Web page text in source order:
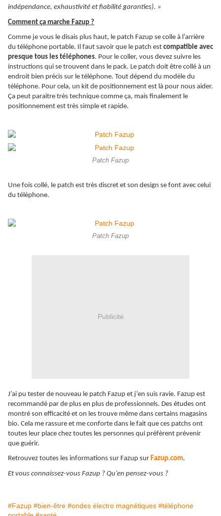
indépendance, exhaustivité et fiabilité garanties). »
Comment ça marche Fazup ?
Comme je vous le disais plus haut, le patch Fazup se colle à l’arrière
du téléphone portable. Il faut savoir que le patch est compatible avec
presque tous les téléphones. Pour le coller, vous devez suivre les
instructions qui se trouvent dans le pack. Le patch doit être collé à un
endroit bien précis sur le téléphone. Tout dépend du modèle du
téléphone. Pour cela, un kit de positionnement est là pour nous aider.
Ça peut paraitre très technique comme ça, mais finalement le
positionnement est très simple et rapide.
Patch Fazup
Une fois collé, le patch est très discret et son design se font avec celui
du téléphone.
Patch Fazup
Publicité
J’ai pu tester de nouveau le patch Fazup et j’en suis ravie. Fazup est
recommandé par de plus en plus de professionnels. Des études ont
montré son efficacité et on les trouve même dans certains magasins
bio. Cela me rassure et me conforte dans le fait que ces patchs ont
toutes leur place chez toutes les personnes qui préfèrent prévenir
que guérir.
Retrouvez toutes les informations sur Fazup sur Fazup.com.
Et vous connaissez-vous Fazup ? Qu’en pensez-vous ?
#Fazup #bien-être #ondes électro magnétiques #téléphone